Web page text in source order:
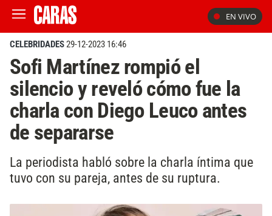
EN VIVO
CELEBRIDADES29-12-2023 16:46
Sofi Martínez rompió el
silencio y reveló cómo fue la
charla con Diego Leuco antes
de separarse
La periodista habló sobre la charla íntima que
tuvo con su pareja, antes de su ruptura.